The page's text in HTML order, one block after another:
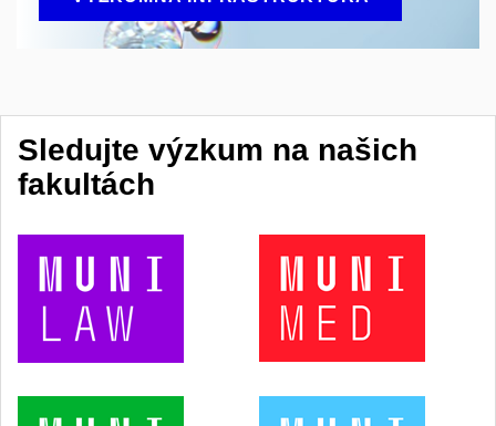
Sledujte výzkum na našich
fakultách